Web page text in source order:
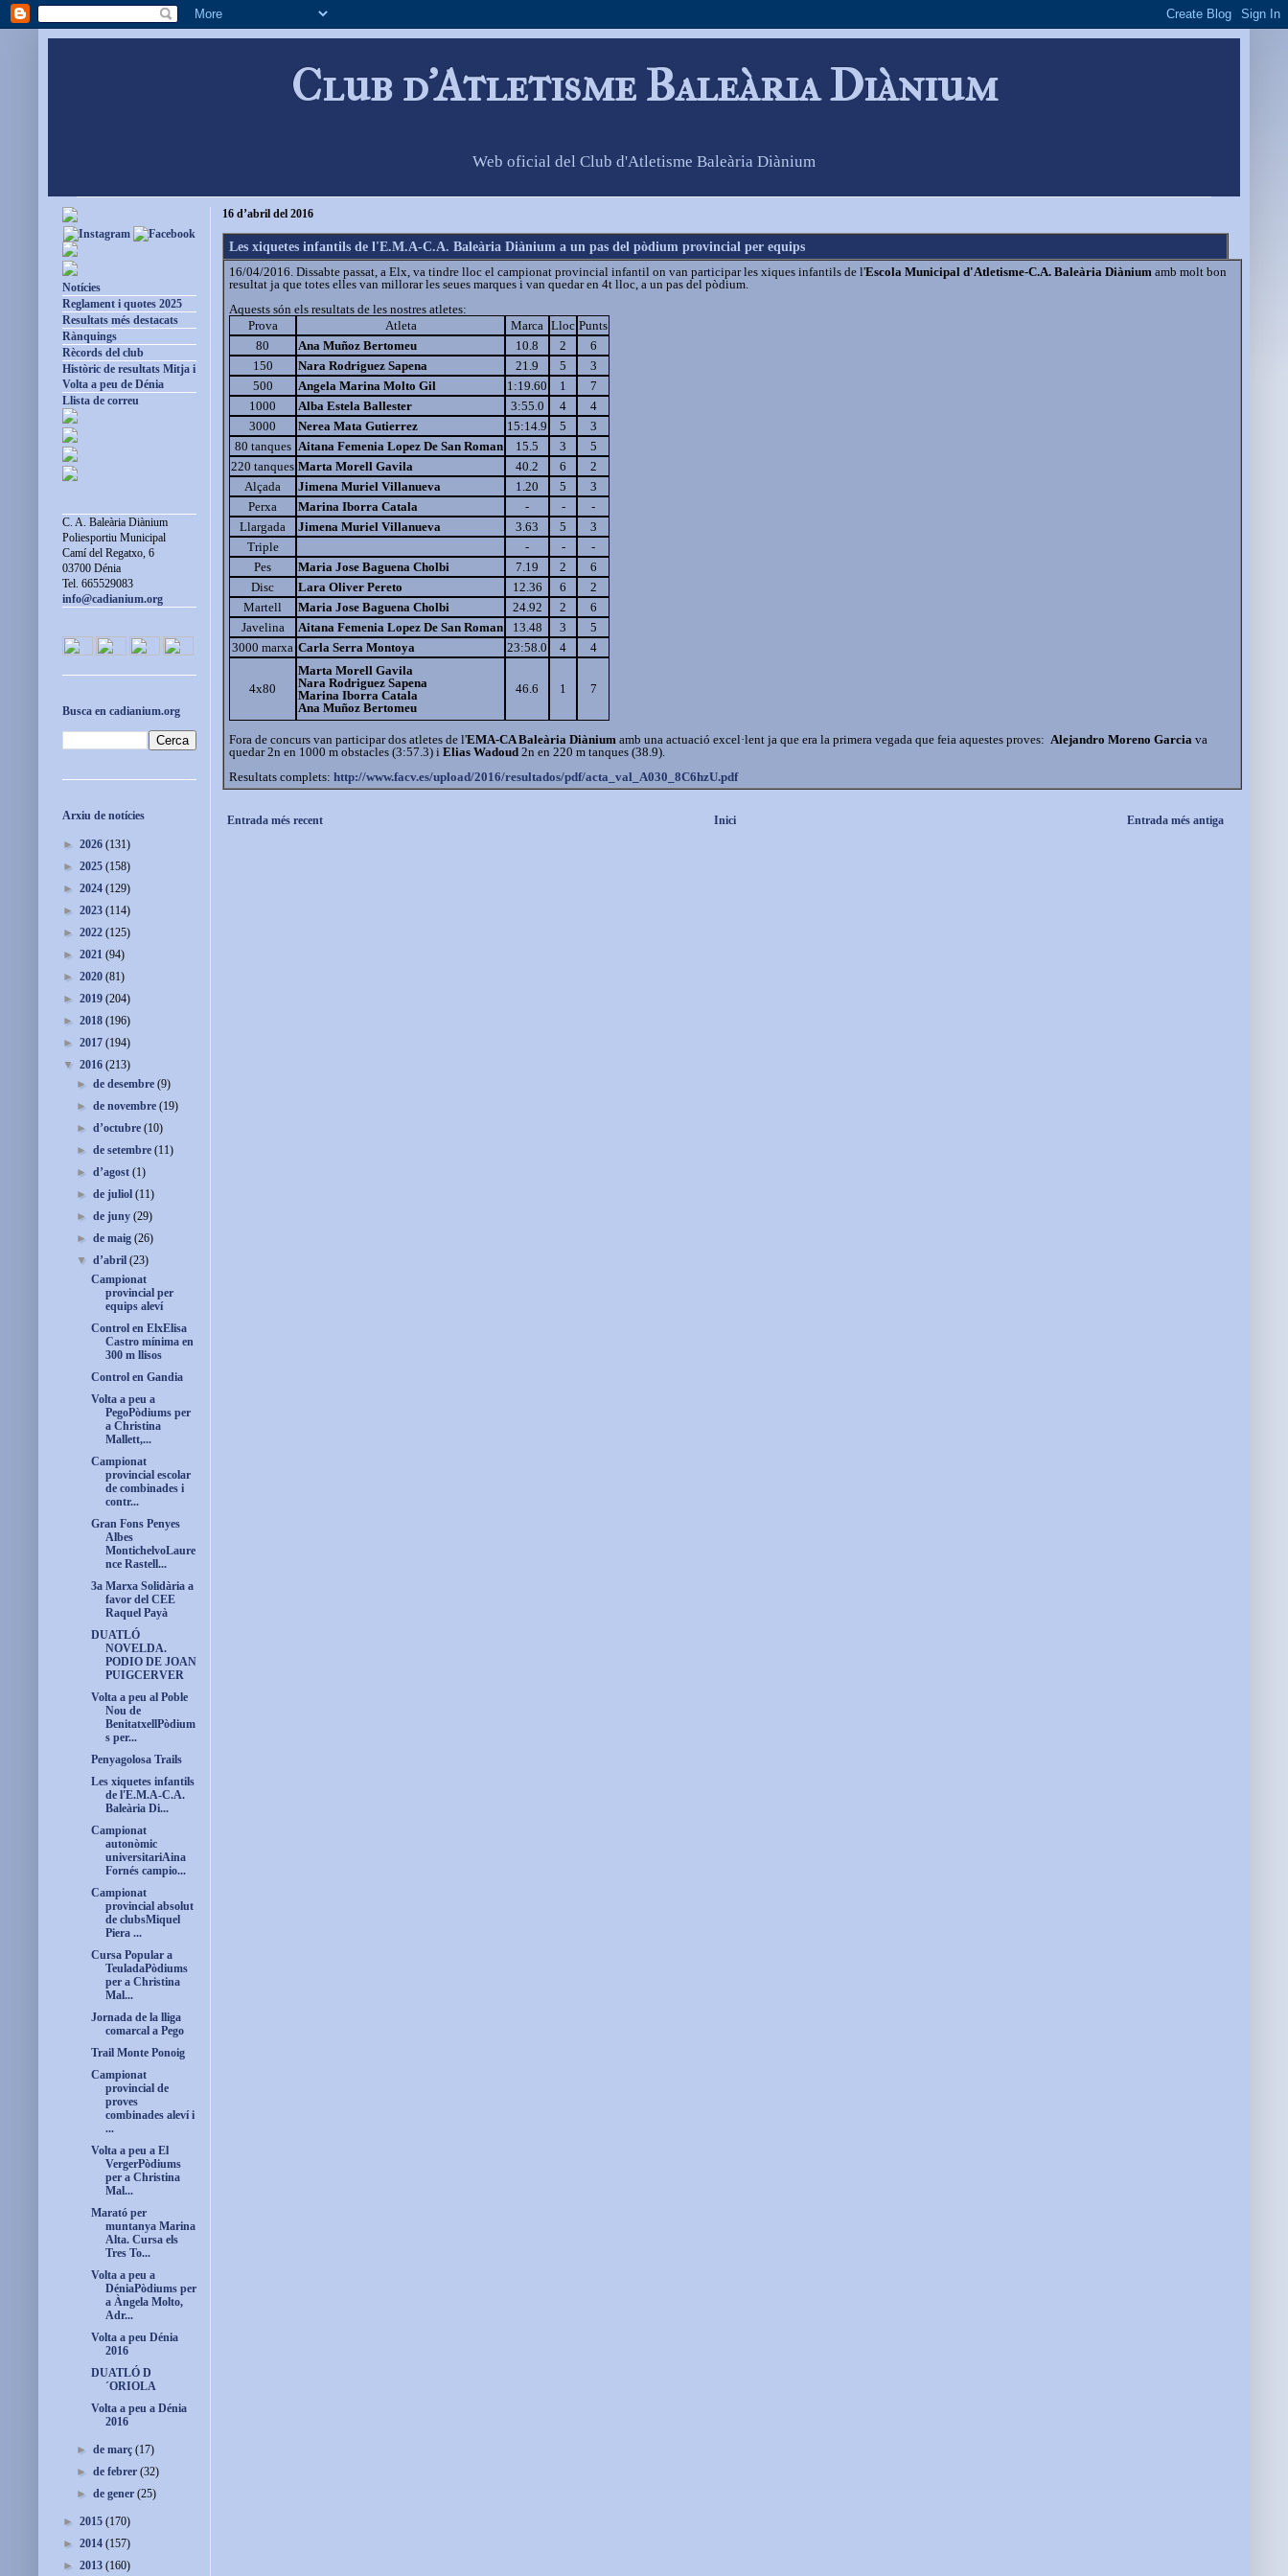
Club d'Atletisme Baleària Diànium
Web oficial del Club d'Atletisme Baleària Diànium
16 d’abril del 2016
Les xiquetes infantils de l'E.M.A-C.A. Baleària Diànium a un pas del pòdium provincial per equips
16/04/2016. Dissabte passat, a Elx, va tindre lloc el campionat provincial infantil on van participar les xiques infantils de l'Escola Municipal d'Atletisme-C.A. Baleària Diànium amb molt bon
resultat ja que totes elles van millorar les seues marques i van quedar en 4t lloc, a un pas del pòdium.
Aquests són els resultats de les nostres atletes:
Prova
Atleta Marca Lloc Punts
80
Ana Muñoz Bertomeu 10.8 2
6
150
Nara Rodriguez Sapena 21.9 5
3
500
Angela Marina Molto Gil 1:19.60 1
7
1000
Alba Estela Ballester 3:55.0 4
4
3000
Nerea Mata Gutierrez 15:14.9 5
3
80 tanques Aitana Femenia Lopez De San Roman 15.5 3
5
220 tanques Marta Morell Gavila 40.2 6
2
Alçada
Jimena Muriel Villanueva 1.20 5
3
Perxa
Marina Iborra Catala - -
-
Llargada
Jimena Muriel Villanueva 3.63 5
3
Triple
- -
-
Pes
Maria Jose Baguena Cholbi 7.19 2
6
Disc
Lara Oliver Pereto 12.36 6
2
Martell
Maria Jose Baguena Cholbi 24.92 2
6
Javelina
Aitana Femenia Lopez De San Roman 13.48 3
5
3000 marxa Carla Serra Montoya 23:58.0 4 4
4x80
Marta Morell Gavila
Nara Rodriguez Sapena
Marina Iborra Catala
Ana Muñoz Bertomeu
46.6 1 7
Fora de concurs van participar dos atletes de l'EMA-CA Baleària Diànium amb una actuació excel·lent ja que era la primera vegada que feia aquestes proves: Alejandro Moreno Garcia va
quedar 2n en 1000 m obstacles (3:57.3) i Elias Wadoud 2n en 220 m tanques (38.9).
Resultats complets: http://www.facv.es/upload/2016/resultados/pdf/acta_val_ A030_8C6hzU.pdf
Entrada més recent Entrada més antiga
Inici
Notícies
Reglament i quotes 2025
Resultats més destacats
Rànquings
Rècords del club
Històric de resultats Mitja i
Volta a peu de Dénia
Llista de correu
C. A. Baleària Diànium
Poliesportiu Municipal
Camí del Regatxo, 6
03700 Dénia
Tel. 665529083
info@cadianium.org
Busca en cadianium.org
Arxiu de notícies
► 2026 (131)
► 2025 (158)
► 2024 (129)
► 2023 (114)
► 2022 (125)
► 2021 (94)
► 2020 (81)
► 2019 (204)
► 2018 (196)
► 2017 (194)
▼ 2016 (213)
►de desembre(9)
►de novembre(19)
►d’octubre(10)
►de setembre(11)
►d’agost(1)
►de juliol(11)
►de juny(29)
►de maig(26)
▼d’abril(23)
Campionat
provincial per
equips aleví
Control en ElxElisa
Castro mínima en
300 m llisos
Control en Gandia
Volta a peu a
PegoPòdiums per
a Christina
Mallett,...
Campionat
provincial escolar
de combinades i
contr...
Gran Fons Penyes
Albes
MontichelvoLaure
nce Rastell...
3a Marxa Solidària a
favor del CEE
Raquel Payà
DUATLÓ
NOVELDA.
PODIO DE JOAN
PUIGCERVER
Volta a peu al Poble
Nou de
BenitatxellPòdium
s per...
Penyagolosa Trails
Les xiquetes infantils
de l'E.M.A-C.A.
Baleària Di...
Campionat
autonòmic
universitariAina
Fornés campio...
Campionat
provincial absolut
de clubsMiquel
Piera ...
Cursa Popular a
TeuladaPòdiums
per a Christina
Mal...
Jornada de la lliga
comarcal a Pego
Trail Monte Ponoig
Campionat
provincial de
proves
combinades aleví i
...
Volta a peu a El
VergerPòdiums
per a Christina
Mal...
Marató per
muntanya Marina
Alta. Cursa els
Tres To...
Volta a peu a
DéniaPòdiums per
a Àngela Molto,
Adr...
Volta a peu Dénia
2016
DUATLÓ D
´ORIOLA
Volta a peu a Dénia
2016
►de març(17)
►de febrer(32)
►de gener(25)
► 2015 (170)
► 2014 (157)
► 2013 (160)